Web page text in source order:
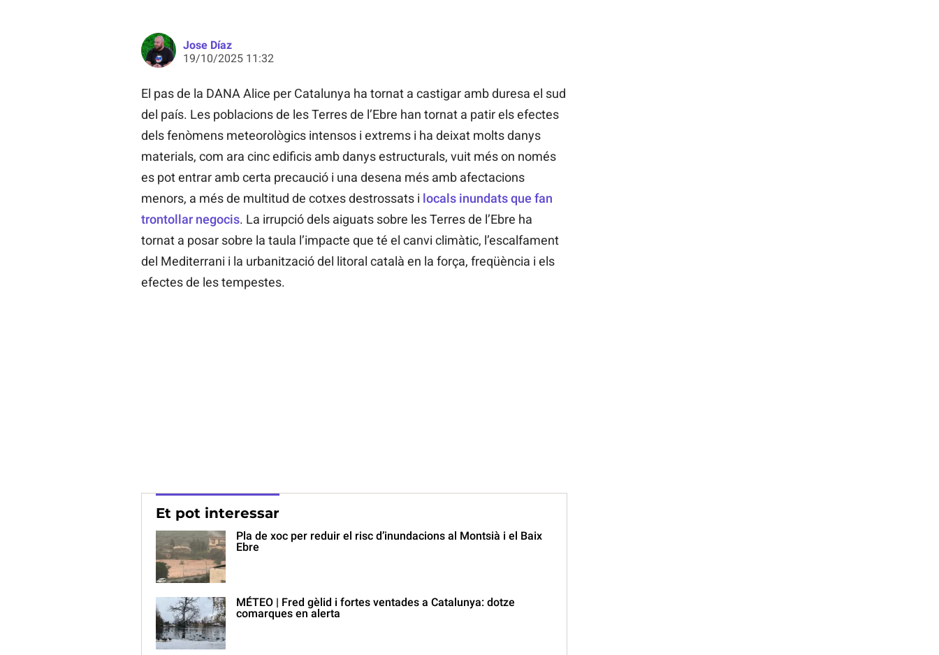
Jose Díaz
19/10/2025 11:32
El pas de la DANA Alice per Catalunya ha tornat a castigar amb duresa el sud
del país. Les poblacions de les Terres de l’Ebre han tornat a patir els efectes
dels fenòmens meteorològics intensos i extrems i ha deixat molts danys
materials, com ara cinc edificis amb danys estructurals, vuit més on només
es pot entrar amb certa precaució i una desena més amb afectacions
menors, a més de multitud de cotxes destrossats i locals inundats que fan
trontollar negocis. La irrupció dels aiguats sobre les Terres de l’Ebre ha
tornat a posar sobre la taula l’impacte que té el canvi climàtic, l’escalfament
del Mediterrani i la urbanització del litoral català en la força, freqüència i els
efectes de les tempestes.
Et pot interessar
Pla de xoc per reduir el risc d’inundacions al Montsià i el Baix
Ebre
MÉTEO | Fred gèlid i fortes ventades a Catalunya: dotze
comarques en alerta